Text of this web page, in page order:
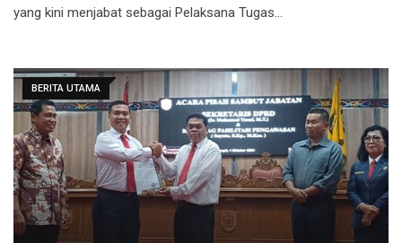
yang kini menjabat sebagai Pelaksana Tugas…
BERITA UTAMA